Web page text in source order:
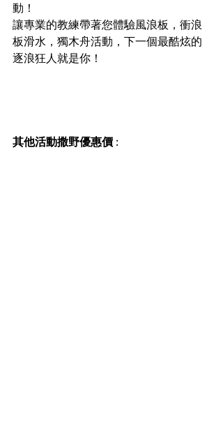
動！
讓專業的教練帶著您體驗風浪板，衝浪
板滑水，獨木舟活動，下一個最酷炫的
逐浪狂人就是你！
其他活動撒野優惠價 :